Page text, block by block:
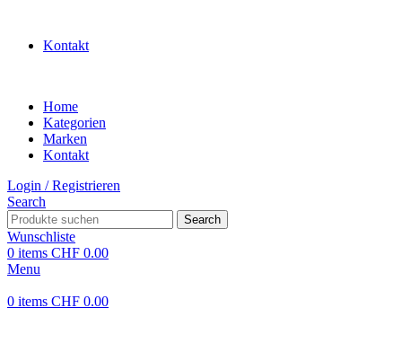
Kontakt
Home
Kategorien
Marken
Kontakt
Login / Registrieren
Search
Search
Wunschliste
0 items CHF 0.00
Menu
0 items CHF 0.00